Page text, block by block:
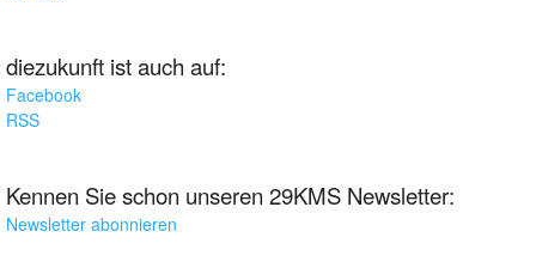
diezukunft ist auch auf:
Facebook
RSS
Kennen Sie schon unseren 29KMS Newsletter:
Newsletter abonnieren